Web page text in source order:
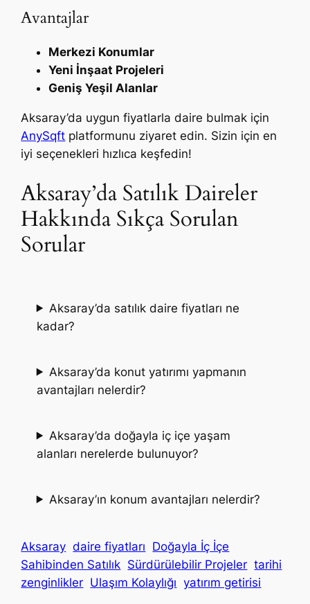
Avantajlar
Merkezi Konumlar
Yeni İnşaat Projeleri
Geniş Yeşil Alanlar
Aksaray’da uygun fiyatlarla daire bulmak için
AnySqft platformunu ziyaret edin. Sizin için en
iyi seçenekleri hızlıca keşfedin!
Aksaray’da Satılık Daireler
Hakkında Sıkça Sorulan
Sorular
Aksaray’da satılık daire fiyatları ne
kadar?
Aksaray’da konut yatırımı yapmanın
avantajları nelerdir?
Aksaray’da doğayla iç içe yaşam
alanları nerelerde bulunuyor?
Aksaray’ın konum avantajları nelerdir?
Aksaray daire fiyatları Doğayla İç İçe
Sahibinden Satılık Sürdürülebilir Projeler tarihi
zenginlikler Ulaşım Kolaylığı yatırım getirisi